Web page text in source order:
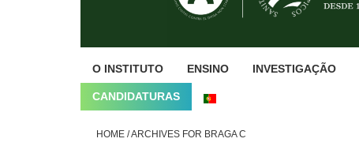
O INSTITUTO ENSINO INVESTIGAÇÃO
CANDIDATURAS
HOME /ARCHIVES FOR BRAGA C